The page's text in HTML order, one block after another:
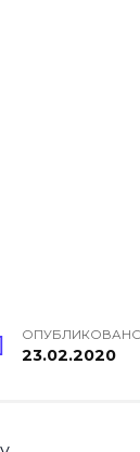
23.02.2020